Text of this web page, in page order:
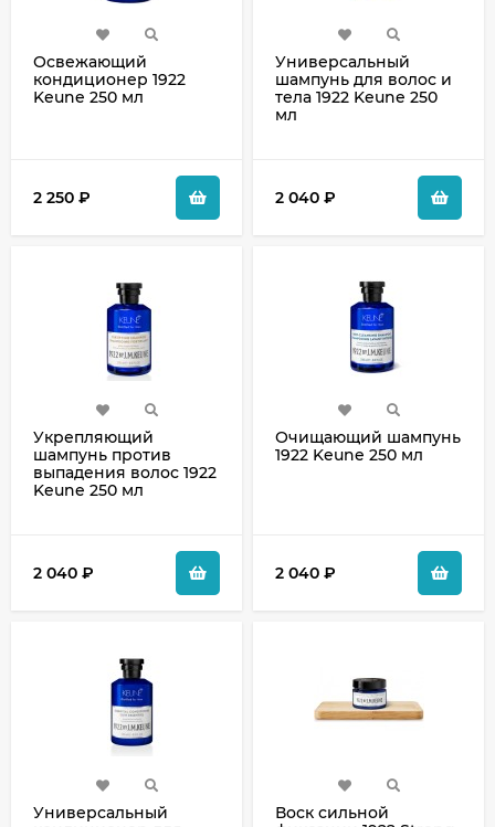
Освежающий
кондиционер 1922
Keune 250 мл
2 250 ₽
Универсальный
шампунь для волос и
тела 1922 Keune 250
мл
2 040 ₽
Укрепляющий
шампунь против
выпадения волос 1922
Keune 250 мл
2 040 ₽
Очищающий шампунь
1922 Keune 250 мл
2 040 ₽
Универсальный
Воск сильной